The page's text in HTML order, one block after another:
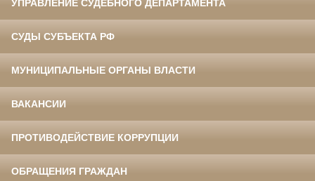
УПРАВЛЕНИЕ СУДЕБНОГО ДЕПАРТАМЕНТА
СУДЫ СУБЪЕКТА РФ
МУНИЦИПАЛЬНЫЕ ОРГАНЫ ВЛАСТИ
ВАКАНСИИ
ПРОТИВОДЕЙСТВИЕ КОРРУПЦИИ
ОБРАЩЕНИЯ ГРАЖДАН